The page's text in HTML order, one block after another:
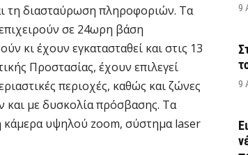
τη διασταύρωση πληροφοριών. Τα
σε 24ωρη βάση
κι έχουν εγκατασταθεί και στις 13
Προστασίας, έχουν επιλεγεί
περιοχές, καθώς και ζώνες
και με δυσκολία πρόσβασης. Τα
κάμερα υψηλού zoom, σύστημα laser
9
9